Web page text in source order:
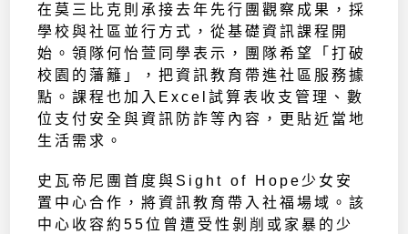
在莫三比克則承接去年先行團觀察成果，採
學校與社區並行方式，從基礎資訊課程開
始。領隊何怡萱同學表示，團隊希望「打破
校園的藩籬」，把資訊教育帶進社區服務據
點。課程也加入Excel試算表收支管理、數
位支付安全與資訊防詐等內容，更貼近當地
生活需求。
史瓦帝尼團首度與Sight of Hope少女安
置中心合作，將資訊教育帶入社福場域。該
中心收容約55位曾遭受性剝削或家暴的少